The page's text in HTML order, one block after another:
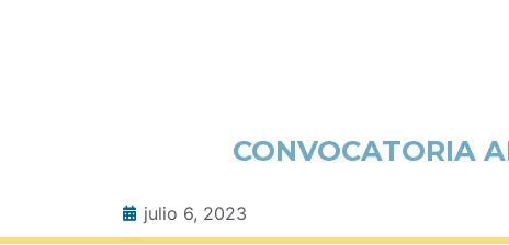
CONVOCATORIA
julio 6, 2023